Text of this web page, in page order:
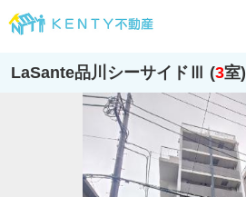
LaSante品川シーサイドⅢ (3室)